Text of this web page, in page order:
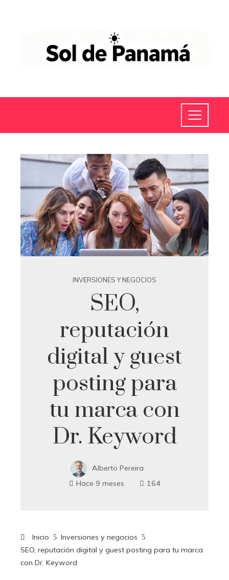
INVERSIONES Y NEGOCIOS
SEO,
reputación
digital y guest
posting para
tu marca con
Dr. Keyword
Alberto Pereira
Hace 9 meses
164
Inicio
Inversiones y negocios
SEO, reputación digital y guest posting para tu marca
con Dr. Keyword